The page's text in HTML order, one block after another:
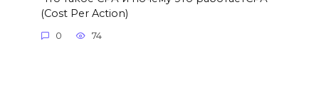
(Cost Per Action)
0 74